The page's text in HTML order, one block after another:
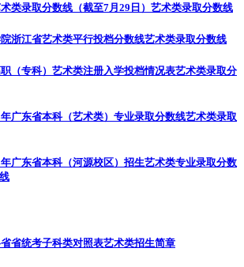
类录取分数线（截至7月29日） 艺术类录取分数线
浙江省艺术类平行投档分数线艺术类录取分数线
（专科）艺术类注册入学投档情况表艺术类录取分
广东省本科（艺术类）专业录取分数线艺术类录取
广东省本科（河源校区）招生艺术类专业录取分数
省统考子科类对照表艺术类招生简章